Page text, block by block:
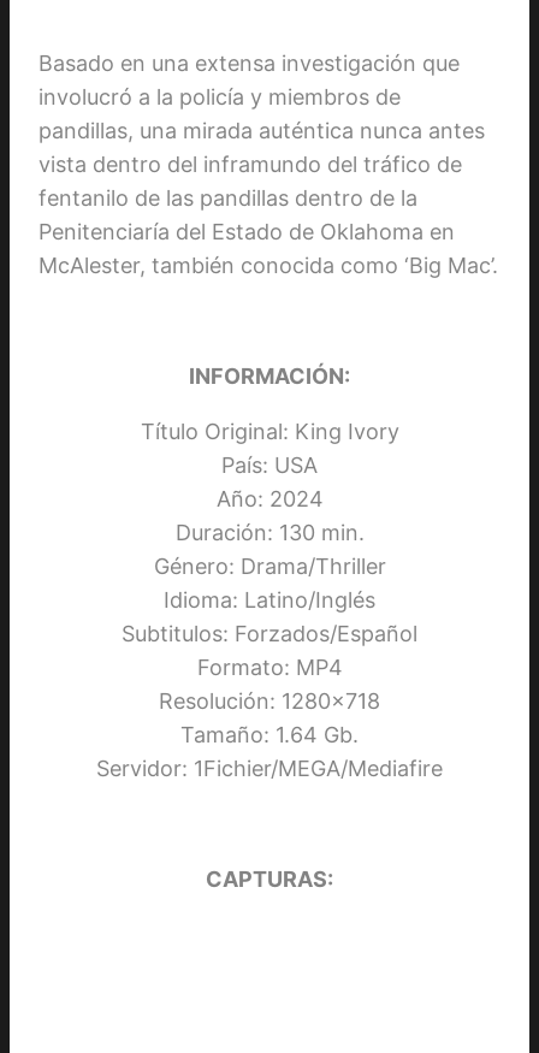
Basado en una extensa investigación que
involucró a la policía y miembros de
pandillas, una mirada auténtica nunca antes
vista dentro del inframundo del tráfico de
fentanilo de las pandillas dentro de la
Penitenciaría del Estado de Oklahoma en
McAlester, también conocida como ‘Big Mac’.
INFORMACIÓN:
Título Original: King Ivory
País: USA
Año: 2024
Duración: 130 min.
Género: Drama/Thriller
Idioma: Latino/Inglés
Subtitulos: Forzados/Español
Formato: MP4
Resolución: 1280×718
Tamaño: 1.64 Gb.
Servidor: 1Fichier/MEGA/Mediafire
CAPTURAS: